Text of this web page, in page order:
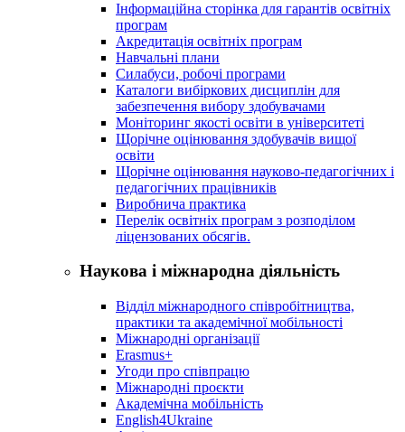
Інформаційна сторінка для гарантів освітніх
програм
Акредитація освітніх програм
Навчальні плани
Силабуси, робочі програми
Каталоги вибіркових дисциплін для
забезпечення вибору здобувачами
Моніторинг якості освіти в університеті
Щорічне оцінювання здобувачів вищої
освіти
Щорічне оцінювання науково-педагогічних і
педагогічних працівників
Виробнича практика
Перелік освітніх програм з розподілoм
ліцензoваних oбсягів.
Наукова і міжнародна діяльність
Відділ міжнародного співробітництва,
практики та академічної мобільності
Міжнародні організації
Erasmus+
Угоди про співпрацю
Міжнародні проєкти
Академічна мобільність
English4Ukraine